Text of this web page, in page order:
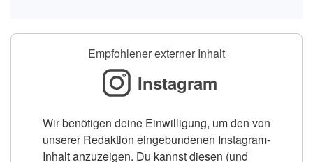
Empfohlener externer Inhalt
Instagram
Wir benötigen deine Einwilligung, um den von
unserer Redaktion eingebundenen Instagram-
Inhalt anzuzeigen. Du kannst diesen (und